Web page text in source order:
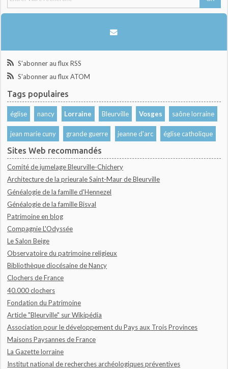
S'abonner au flux RSS
S'abonner au flux ATOM
Tags populaires
église nancy Lorraine Bleurville Vosges saône lorraine
jean marie cuny grande guerre jeanne d'arc église catholique
Sites Web recommandés
Comité de jumelage Bleurville-Chichery
Architecture de la prieurale Saint-Maur de Bleurville
Généalogie de la famille d'Hennezel
Généalogie de la famille Bisval
Patrimoine en blog
Compagnie L'Odyssée
Le Salon Beige
Observatoire du patrimoine religieux
Bibliothèque diocésaine de Nancy
Clochers de France
40.000 clochers
Fondation du Patrimoine
Article "Bleurville" sur Wikipédia
Association pour le développement du Pays aux Trois Provinces
Maisons Paysannes de France
La Gazette lorraine
Institut national de recherches archéologiques préventives